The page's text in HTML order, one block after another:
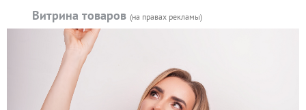
Витрина товаров (на правах рекламы)